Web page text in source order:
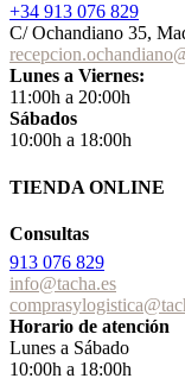
+34 913 076 829
C/ Ochandiano 35,
Lunes a Viernes:
11:00h a 20:00h
Sábados
10:00h a 18:00h
TIENDA ONLINE
Consultas
913 076 829
info@tacha.es
Horario de atención
Lunes a Sábado
10:00h a 18:00h